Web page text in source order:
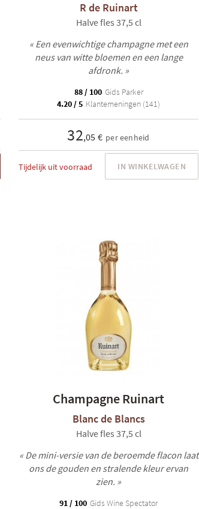
R de Ruinart
Halve fles 37,5 cl
« Een evenwichtige champagne met een
neus van witte bloemen en een lange
afdronk. »
88 / 100 Gids Parker
4.20 / 5 Klantemeningen (141)
32,05 € per eenheid
Tijdelijk uit voorraad IN WINKELWAGEN
Champagne Ruinart
Blanc de Blancs
Halve fles 37,5 cl
« De mini-versie van de beroemde flacon laat
ons de gouden en stralende kleur ervan
zien. »
91 / 100 Gids Wine Spectator